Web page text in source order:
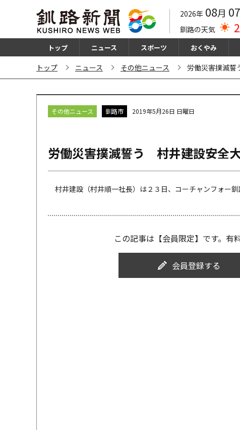
2026年 08月 07
釧路の天気
トップ ニュース スポーツ おくやみ
トップ ニュース その他ニュース 労働災害撲滅
その他ニュース 釧路市 2019年5月26日 日曜日
労働災害撲滅誓う 村井建設安全
村井建設（村井順一社長）は２３日、コーチャンフォー
この記事は【会員限定】です。有
会員登録する